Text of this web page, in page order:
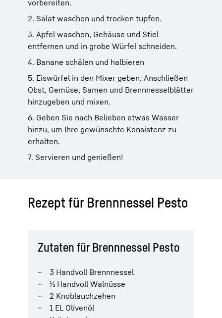
vorbereiten.
2. Salat waschen und trocken tupfen.
3. Apfel waschen, Gehäuse und Stiel
entfernen und in grobe Würfel schneiden.
4. Banane schälen und halbieren
5. Eiswürfel in den Mixer geben. Anschließen
Obst, Gemüse, Samen und Brennnesselblätter
hinzugeben und mixen.
6. Geben Sie nach Belieben etwas Wasser
hinzu, um Ihre gewünschte Konsistenz zu
erhalten.
7. Servieren und genießen!
Rezept für Brennnessel Pesto
Zutaten für Brennnessel Pesto
3 Handvoll Brennnessel
½ Handvoll Walnüsse
2 Knoblauchzehen
1 EL Olivenöl